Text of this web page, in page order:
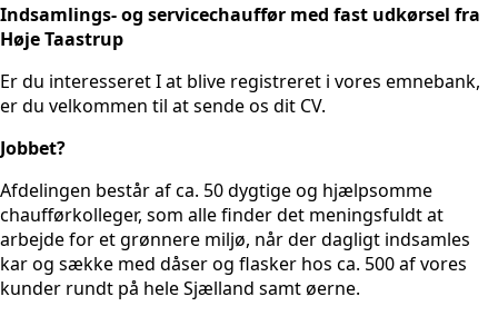
Indsamlings- og servicechauffør med fast udkørsel fra
Høje Taastrup
Er du interesseret I at blive registreret i vores emnebank,
er du velkommen til at sende os dit CV.
Jobbet?
Afdelingen består af ca. 50 dygtige og hjælpsomme
chaufførkolleger, som alle finder det meningsfuldt at
arbejde for et grønnere miljø, når der dagligt indsamles
kar og sække med dåser og flasker hos ca. 500 af vores
kunder rundt på hele Sjælland samt øerne.